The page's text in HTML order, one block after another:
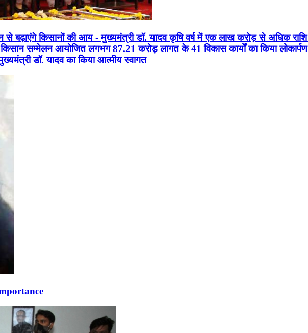
बढ़ाएंगे किसानों की आय - मुख्यमंत्री डॉ. यादव कृषि वर्ष में एक लाख करोड़ से अधिक
सम्मेलन आयोजित लगभग 87.21 करोड़ लागत के 41 विकास कार्यों का किया
डॉ. यादव का किया आत्मीय स्वागत